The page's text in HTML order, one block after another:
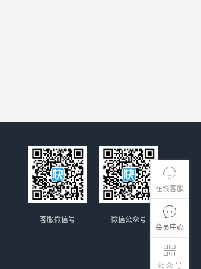
在线客服
会员中心
公 众 号
微信公众号
客服微信号